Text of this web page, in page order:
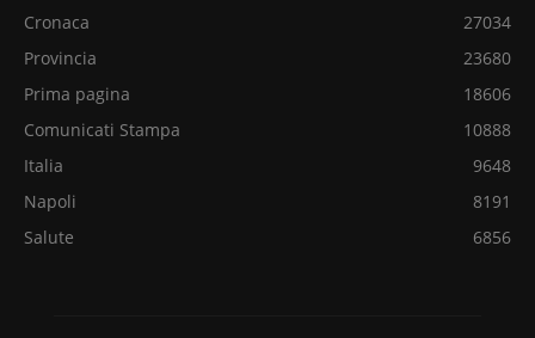
Cronaca
27034
Provincia
23680
Prima pagina
18606
Comunicati Stampa
10888
Italia
9648
Napoli
8191
Salute
6856